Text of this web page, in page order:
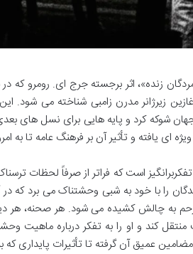
زیرژانر مدرن زامبی شناخته می شود.
شوکه کرد و پایه هایی برای نسل های بعدی
ای یافته و تأثیر آن بر فرهنگ عامه تا به
است که فراتر از صرفاً لحظات
را با خود به شبی وحشتناک می برد
رحم به چالش کشیده می شود. هر صحنه، هر
کند و او را به تفکر درباره ماهیت
عمیق آن گرفته تا تأثیرات پایداری